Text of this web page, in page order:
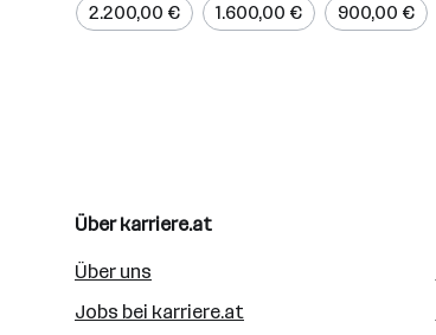
2.200,00 € 1.600,00 € 900,00 €
Über karriere.at
Über uns
Jobs bei karriere.at